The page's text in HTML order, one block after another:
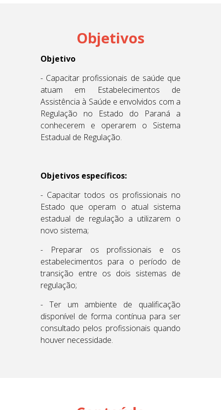
Objetivos
Objetivo
- Capacitar profissionais de saúde que
atuam em Estabelecimentos de
Assistência à Saúde e envolvidos com a
Regulação no Estado do Paraná a
conhecerem e operarem o Sistema
Estadual de Regulação.
Objetivos específicos:
- Capacitar todos os profissionais no
Estado que operam o atual sistema
estadual de regulação a utilizarem o
novo sistema;
- Preparar os profissionais e os
estabelecimentos para o período de
transição entre os dois sistemas de
regulação;
- Ter um ambiente de qualificação
disponível de forma contínua para ser
consultado pelos profissionais quando
houver necessidade.